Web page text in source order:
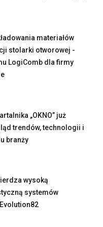
materiałów
stolarki otworowej -
LogiComb dla firmy
„OKNO” już
trendów, technologii i
branży
wysoką
systemów